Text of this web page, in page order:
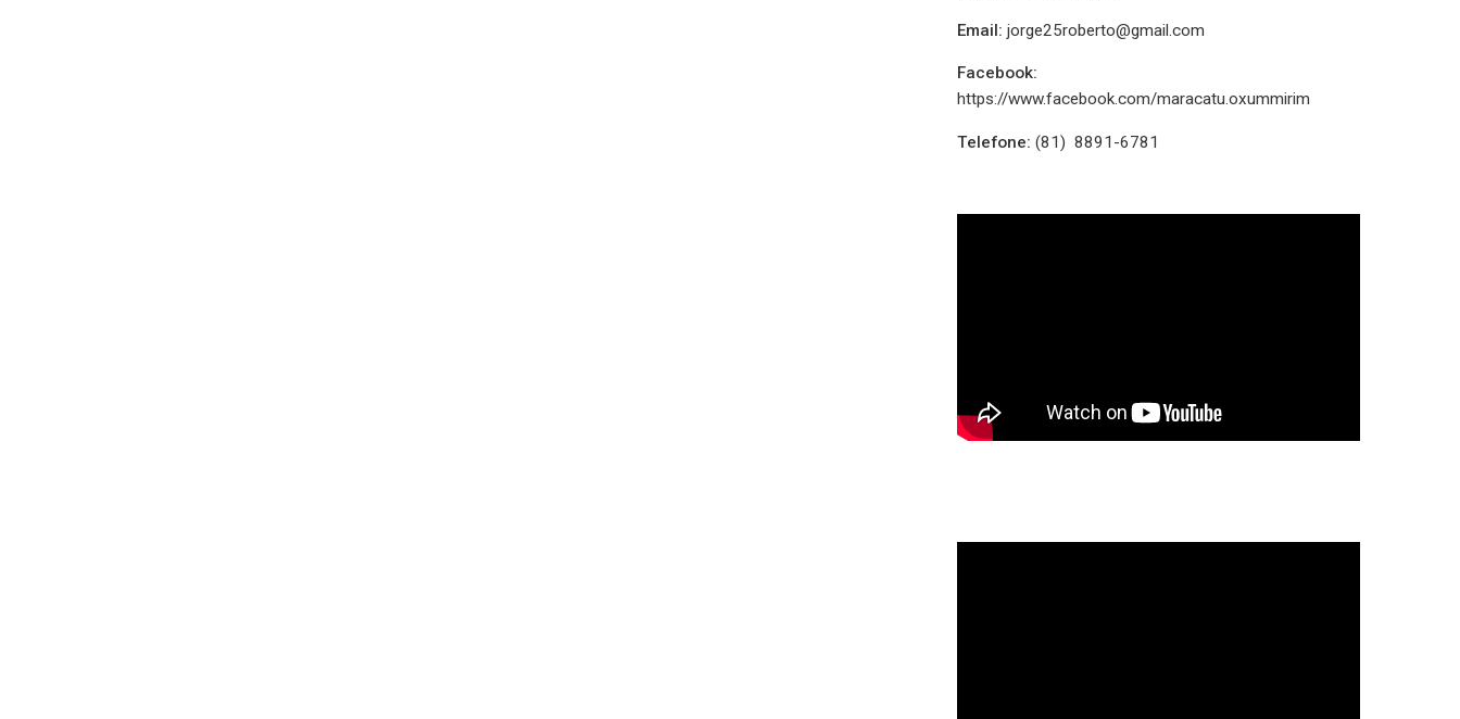
Email: jorge25roberto@gmail.com
Facebook:
https://www.facebook.com/maracatu.oxummirim
Telefone: (81) 8891-6781